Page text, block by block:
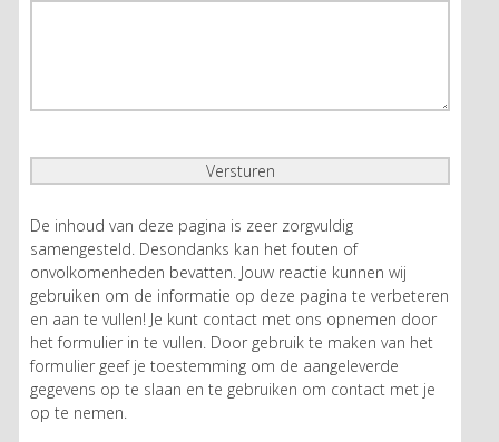
De inhoud van deze pagina is zeer zorgvuldig
samengesteld. Desondanks kan het fouten of
onvolkomenheden bevatten. Jouw reactie kunnen wij
gebruiken om de informatie op deze pagina te verbeteren
en aan te vullen! Je kunt contact met ons opnemen door
het formulier in te vullen. Door gebruik te maken van het
formulier geef je toestemming om de aangeleverde
gegevens op te slaan en te gebruiken om contact met je
op te nemen.